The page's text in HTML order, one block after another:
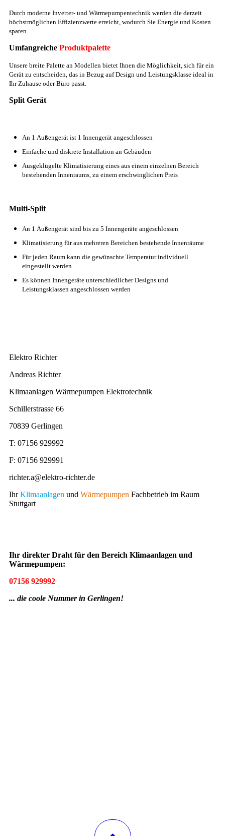
Durch moderne Inverter- und Wärmepumpentechnik werden die derzeit
höchstmöglichen Effizienzwerte erreicht, wodurch Sie Energie und Kosten
sparen.
Umfangreiche Produktpalette
Unsere breite Palette an Modellen bietet Ihnen die Möglichkeit, sich für ein
Gerät zu entscheiden, das in Bezug auf Design und Leistungsklasse ideal in
Ihr Zuhause oder Büro passt.
Split Gerät
An 1 Außengerät ist 1 Innengerät angeschlossen
Einfache und diskrete Installation an Gebäuden
Ausgeklügelte Klimatisierung eines aus einem einzelnen Bereich
bestehenden Innenraums, zu einem erschwinglichen Preis
Multi-Split
An 1 Außengerät sind bis zu 5 Innengeräte angeschlossen
Klimatisierung für aus mehreren Bereichen bestehende Innenräume
Für jeden Raum kann die gewünschte Temperatur individuell
eingestellt werden
Es können Innengeräte unterschiedlicher Designs und
Leistungsklassen angeschlossen werden
Elektro Richter
Andreas Richter
Klimaanlagen Wärmepumpen Elektrotechnik
Schillerstrasse 66
70839 Gerlingen
T: 07156 929992
F: 07156 929991
richter.a@elektro-richter.de
IhrKlimaanlagen und Wärmepumpen Fachbetrieb im Raum
Stuttgart
Ihr direkter Draht für den Bereich Klimaanlagen und
Wärmepumpen:
07156 929992
... die coole Nummer in Gerlingen!